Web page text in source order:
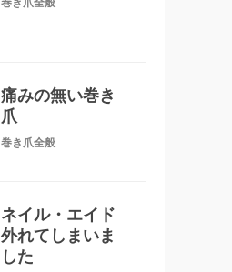
痛みの無い巻き
爪
巻き爪全般
ネイル・エイド
外れてしまいま
した